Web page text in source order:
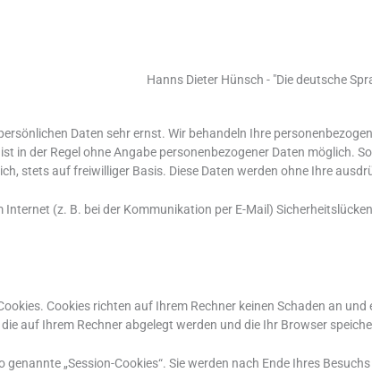
Daten sehr ernst. Wir behandeln Ihre
in der Regel ohne Angabe personenbezogener Daten möglich.
stets auf freiwilliger Basis. Diese Daten werden ohne Ihre
(z. B. bei der Kommunikation per E-Mail)
Cookies richten auf Ihrem Rechner keinen Schaden an
auf Ihrem Rechner abgelegt werden und die Ihr Browser
„Session-Cookies“. Sie werden nach Ende Ihres